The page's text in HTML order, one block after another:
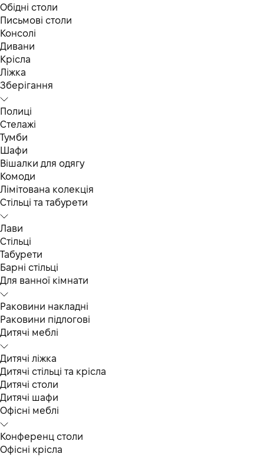
Обідні столи
Письмові столи
Консолі
Дивани
Крісла
Ліжка
Зберігання
Полиці
Стелажі
Тумби
Шафи
Вішалки для одягу
Комоди
Лімітована колекція
Стільці та табурети
Лави
Стільці
Табурети
Барні стільці
Для ванної кімнати
Раковини накладні
Раковини підлогові
Дитячі меблі
Дитячі ліжка
Дитячі стільці та крісла
Дитячі столи
Дитячі шафи
Офісні меблі
Конференц столи
Офісні крісла